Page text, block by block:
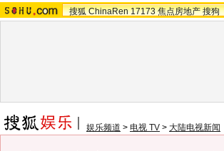
搜狐 ChinaRen 17173 焦点房地产 搜狗
娱乐频道 > 电视 TV > 大陆电视新闻